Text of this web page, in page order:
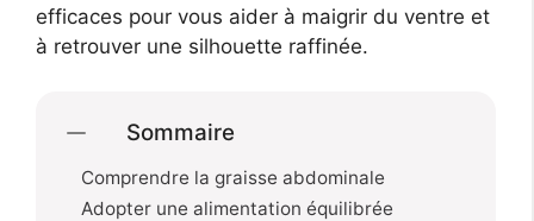
efficaces pour vous aider à maigrir du ventre et
à retrouver une silhouette raffinée.
Sommaire
Comprendre la graisse abdominale
Adopter une alimentation équilibrée